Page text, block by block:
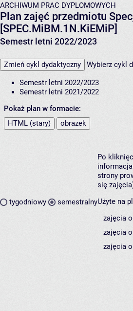
ARCHIWUM PRAC DYPLOMOWYCH
Plan zajęć przedmiotu
[SPEC.MiBM.1N.KiEMiP]
Semestr letni 2022/2023
Zmień cykl dydaktyczny Wybierz cykl
Semestr letni 2022/2023
Semestr letni 2021/2022
Pokaż plan w formacie:
HTML (stary)
obrazek
tygodniowy semestralny
Po
strony
się
Użyte na
zajęcia
zajęcia
zajęcia